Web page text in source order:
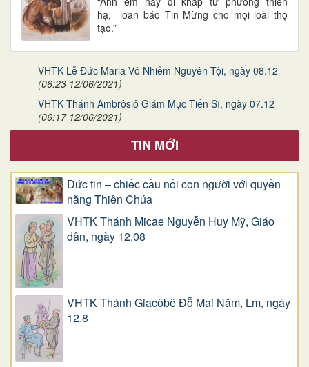
hạ, loan báo Tin Mừng cho mọi loài thọ
tạo.”
VHTK Lễ Đức Maria Vô Nhiễm Nguyên Tội, ngày 08.12
(06:23 12/06/2021)
VHTK Thánh Ambrôsiô Giám Mục Tiến Sĩ, ngày 07.12
(06:17 12/06/2021)
TIN MỚI
Đức tin – chiếc cầu nối con người với quyền
năng Thiên Chúa
VHTK Thánh Micae Nguyễn Huy Mỹ, Giáo
dân, ngày 12.08
VHTK Thánh Giacôbê Ðỗ Mai Năm, Lm, ngày
12.8